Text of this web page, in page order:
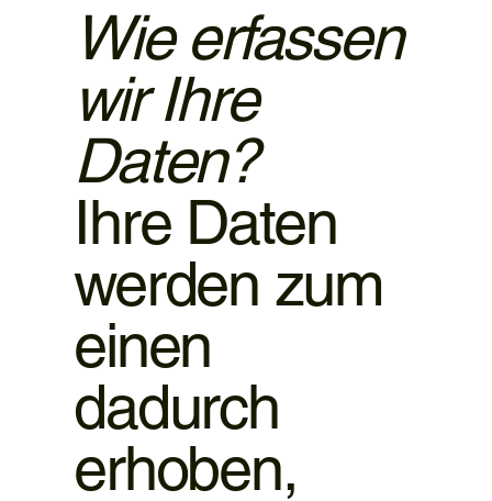
Wie erfassen
wir Ihre
Daten?
Ihre Daten
werden zum
einen
dadurch
erhoben,